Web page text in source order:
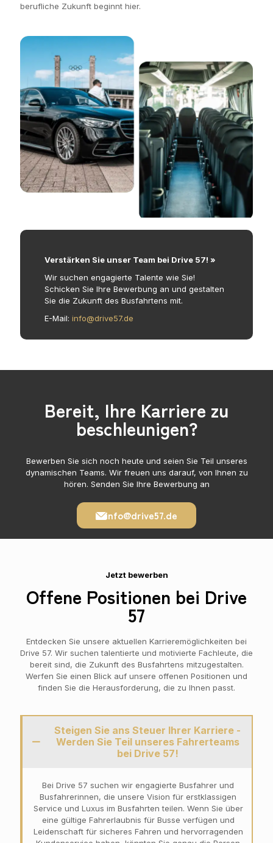
berufliche Zukunft beginnt hier.
Verstärken Sie unser Team bei Drive 57! »
Wir suchen engagierte Talente wie Sie!
Schicken Sie Ihre Bewerbung an und gestalten
Sie die Zukunft des Busfahrtens mit.
E-Mail: info@drive57.de
Bereit, Ihre Karriere zu
beschleunigen?
Bewerben Sie sich noch heute und seien Sie Teil unseres
dynamischen Teams. Wir freuen uns darauf, von Ihnen zu
hören. Senden Sie Ihre Bewerbung an
info@drive57.de
Jetzt bewerben
Offene Positionen bei Drive
57
Entdecken Sie unsere aktuellen Karrieremöglichkeiten bei
Drive 57. Wir suchen talentierte und motivierte Fachleute, die
bereit sind, die Zukunft des Busfahrtens mitzugestalten.
Werfen Sie einen Blick auf unsere offenen Positionen und
finden Sie die Herausforderung, die zu Ihnen passt.
Steigen Sie ans Steuer Ihrer Karriere -
Werden Sie Teil unseres Fahrerteams
bei Drive 57!
Bei Drive 57 suchen wir engagierte Busfahrer und
Busfahrerinnen, die unsere Vision für erstklassigen
Service und Luxus im Busfahrten teilen. Wenn Sie über
eine gültige Fahrerlaubnis für Busse verfügen und
Leidenschaft für sicheres Fahren und hervorragenden